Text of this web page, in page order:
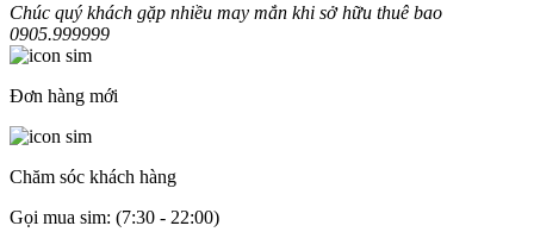
Chúc quý khách gặp nhiều may mắn khi sở hữu thuê bao
0905.999999
Đơn hàng mới
Chăm sóc khách hàng
Gọi mua sim: (7:30 - 22:00)